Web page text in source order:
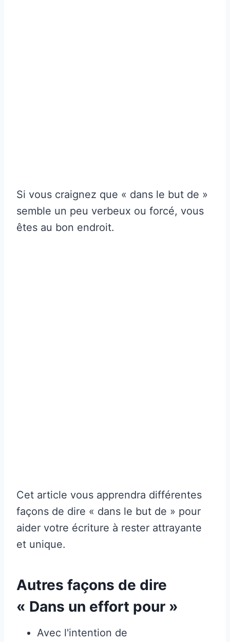
Si vous craignez que « dans le but de »
semble un peu verbeux ou forcé, vous
êtes au bon endroit.
Cet article vous apprendra différentes
façons de dire « dans le but de » pour
aider votre écriture à rester attrayante
et unique.
Autres façons de dire
« Dans un effort pour »
Avec l'intention de